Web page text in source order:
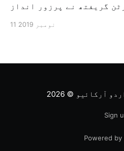
گریفتھ نے پرزور انداز
حدبندی کرنے کے لئے ایک
11 نومبر 2019
آرکائیو © 2026
Sign
Powered by